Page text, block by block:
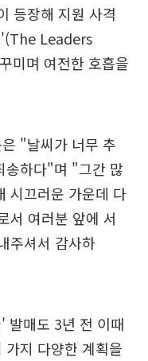
등장해 지원 사격
'(The Leaders
미며 여전한 호흡을
"날씨가 너무 추
송하다"며 "그간 많
시끄러운 가운데 다
서 여러분 앞에 서
주셔서 감사하
발매도 3년 전 이때
지 다양한 계획을